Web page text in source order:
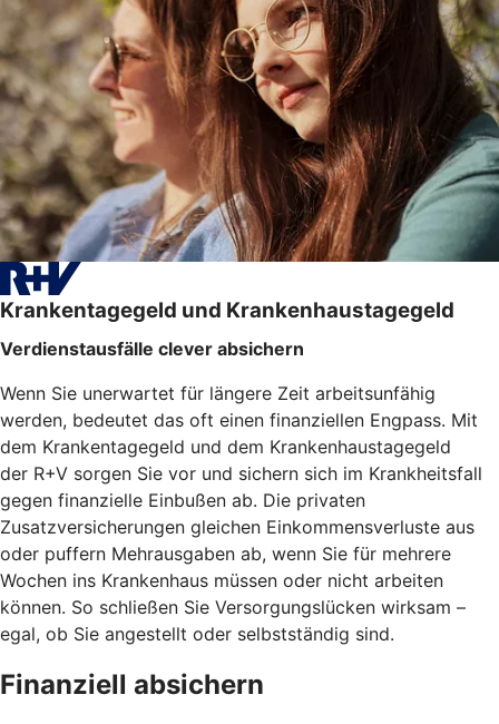
Krankentagegeld und Krankenhaustagegeld
Verdienstausfälle clever absichern
Wenn Sie unerwartet für längere Zeit arbeitsunfähig
werden, bedeutet das oft einen finanziellen Engpass. Mit
dem Krankentagegeld und dem Krankenhaustagegeld
der R+V sorgen Sie vor und sichern sich im Krankheitsfall
gegen finanzielle Einbußen ab. Die privaten
Zusatzversicherungen gleichen Einkommensverluste aus
oder puffern Mehrausgaben ab, wenn Sie für mehrere
Wochen ins Krankenhaus müssen oder nicht arbeiten
können. So schließen Sie Versorgungslücken wirksam –
egal, ob Sie angestellt oder selbstständig sind.
Finanziell absichern